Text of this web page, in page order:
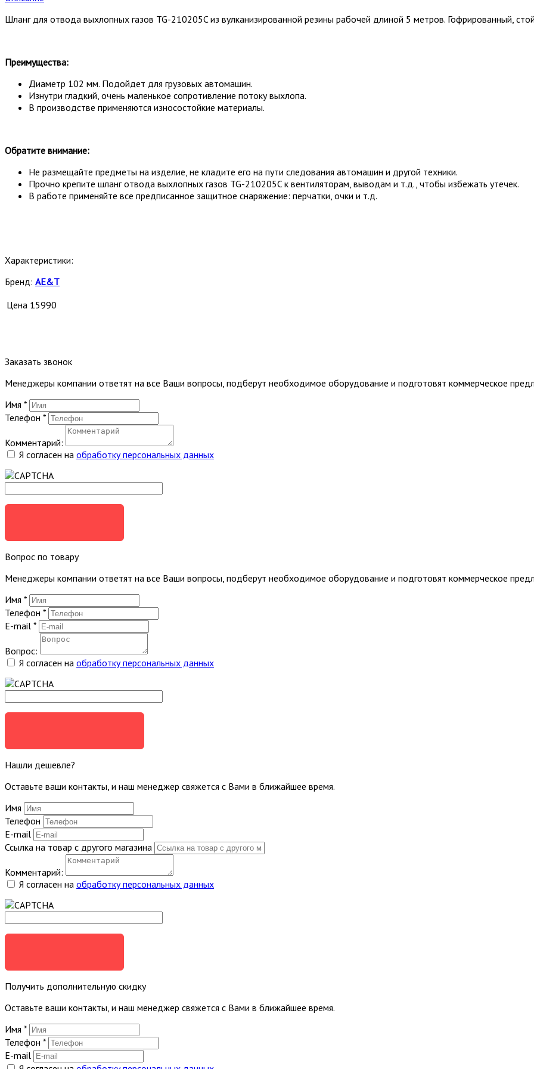
Шланг для отвода выхлопных газов TG-210205C из вулканизированной резины рабочей длиной 5 метров. Гофрированный,
Преимущества:
Диаметр 102 мм. Подойдет для грузовых автомашин.
Изнутри гладкий, очень маленькое сопротивление потоку выхлопа.
В производстве применяются износостойкие материалы.
Обратите внимание:
Не размещайте предметы на изделие, не кладите его на пути следования автомашин и другой техники.
Прочно крепите шланг отвода выхлопных газов TG-210205C к вентиляторам, выводам и т.д., чтобы избежать утечек.
В работе применяйте все предписанное защитное снаряжение: перчатки, очки и т.д.
Характеристики:
Бренд: AE&T
Цена 15990
Заказать звонок
Менеджеры компании ответят на все Ваши вопросы, подберут необходимое оборудование и подготовят коммерческое
Имя *
Телефон *
Комментарий:
Я согласен на обработку персональных данных
Вопрос по товару
Менеджеры компании ответят на все Ваши вопросы, подберут необходимое оборудование и подготовят коммерческое
Имя *
Телефон *
E-mail *
Вопрос:
Я согласен на обработку персональных данных
Нашли дешевле?
Оставьте ваши контакты, и наш менеджер свяжется с Вами в ближайшее время.
Имя
Телефон
E-mail
Ссылка на товар с другого магазина
Комментарий:
Я согласен на обработку персональных данных
Получить дополнительную скидку
Оставьте ваши контакты, и наш менеджер свяжется с Вами в ближайшее время.
Имя *
Телефон *
E-mail